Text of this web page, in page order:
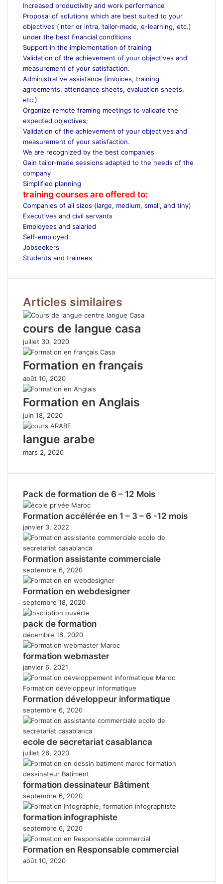
Increased productivity and work performance
Proposal of solutions which are best suited to your
objectives (inter or intra, tailor-made, e-learning, etc.)
under the best financial conditions
Support in the implementation of training
Validation of the achievement of your objectives and
measurement of your satisfaction.
Administrative assistance (invoices, training
agreements, attendance sheets, evaluation sheets,
etc.)
Organize remote framing meetings to validate the
expected objectives;
Validation of the achievement of your objectives and
measurement of your satisfaction.
We are recognized by the best companies
Gain tailor-made sessions adapted to the needs of the
company
Simplified planning
training courses are offered to:
Companies of all sizes (large, medium, small, and tiny)
Executives and civil servants
Employees and salaried
Self-employed
Jobseekers
Students and trainees
Articles similaires
cours de langue casa
juillet 30, 2020
Formation en français
août 10, 2020
Formation en Anglais
juin 18, 2020
langue arabe
mars 2, 2020
Pack de formation de 6 – 12 Mois
Formation accélérée en 1 – 3 – 6 -12 mois
janvier 3, 2022
Formation assistante commerciale
septembre 6, 2020
Formation en webdesigner
septembre 18, 2020
pack de formation
décembre 18, 2020
formation webmaster
janvier 6, 2021
Formation développeur informatique
septembre 6, 2020
ecole de secretariat casablanca
juillet 26, 2020
formation dessinateur Bâtiment
septembre 6, 2020
formation infographiste
septembre 6, 2020
Formation en Responsable commercial
août 10, 2020